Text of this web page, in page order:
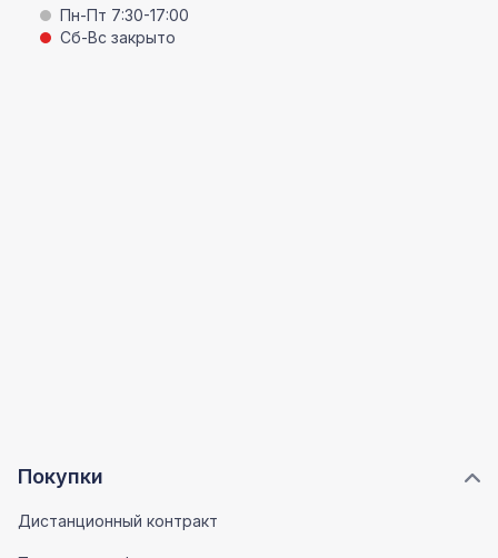
Покупки
Дистанционный контракт
Пн-Пт 7:30-17:00
Сб-Вс закрыто